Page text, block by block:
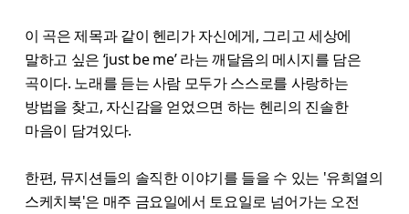
이 곡은 제목과 같이 헨리가 자신에게, 그리고 세상에
말하고 싶은 ‘just be me’ 라는 깨달음의 메시지를 담은
곡이다. 노래를 듣는 사람 모두가 스스로를 사랑하는
방법을 찾고, 자신감을 얻었으면 하는 헨리의 진솔한
마음이 담겨있다.
한편, 뮤지션들의 솔직한 이야기를 들을 수 있는 '유희열의
스케치북'은 매주 금요일에서 토요일로 넘어가는 오전